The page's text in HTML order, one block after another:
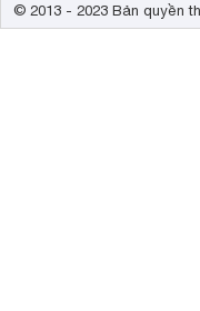
© 2013 - 2023 Bản quyền